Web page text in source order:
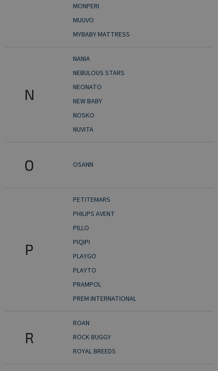
MONPERI
MUUVO
MYBABY MATTRESS
N
NANIA
NEBULOUS STARS
NEONATO
NEW BABY
NOSKO
NUVITA
O OSANN
P
PETITEMARS
PHILIPS AVENT
PILLO
PIQIPI
PLAYGO
PLAYTO
PRAMPOL
PREM INTERNATIONAL
R
ROAN
ROCK BUGGY
ROYAL BREEDS